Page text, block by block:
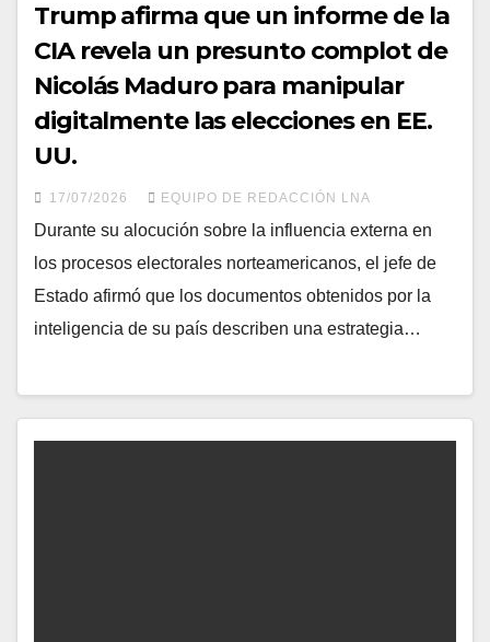
Trump afirma que un informe de la
CIA revela un presunto complot de
Nicolás Maduro para manipular
digitalmente las elecciones en EE.
UU.
17/07/2026 EQUIPO DE REDACCIÓN LNA
​Durante su alocución sobre la influencia externa en
los procesos electorales norteamericanos, el jefe de
Estado afirmó que los documentos obtenidos por la
inteligencia de su país describen una estrategia…